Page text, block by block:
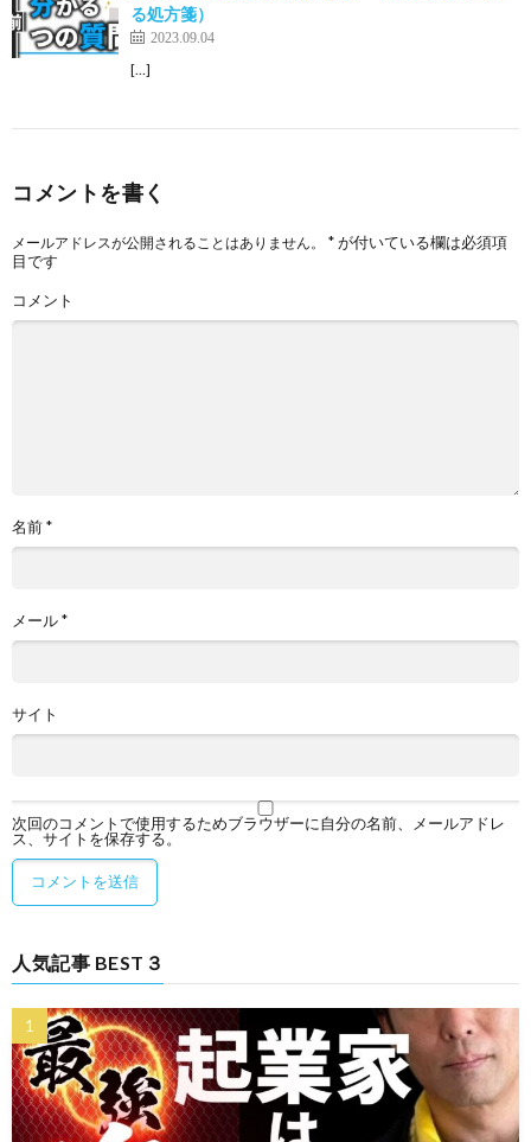
る処方箋）
2023.09.04
[…]
コメントを書く
メールアドレスが公開されることはありません。 *が付いている欄は必須項
目です
コメント
名前*
メール*
サイト
次回のコメントで使用するためブラウザーに自分の名前、メールアドレ
ス、サイトを保存する。
人気記事 BEST３